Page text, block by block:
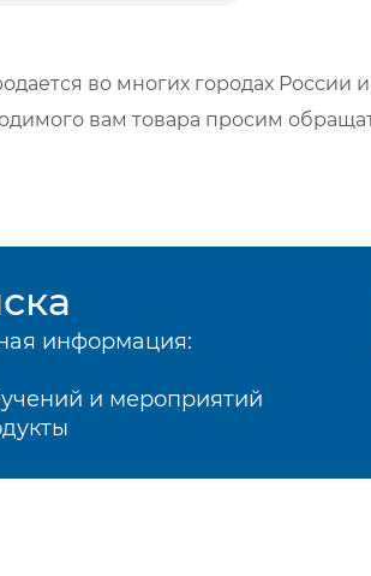
во многих городах России
вам товара просим
информация:
и мероприятий